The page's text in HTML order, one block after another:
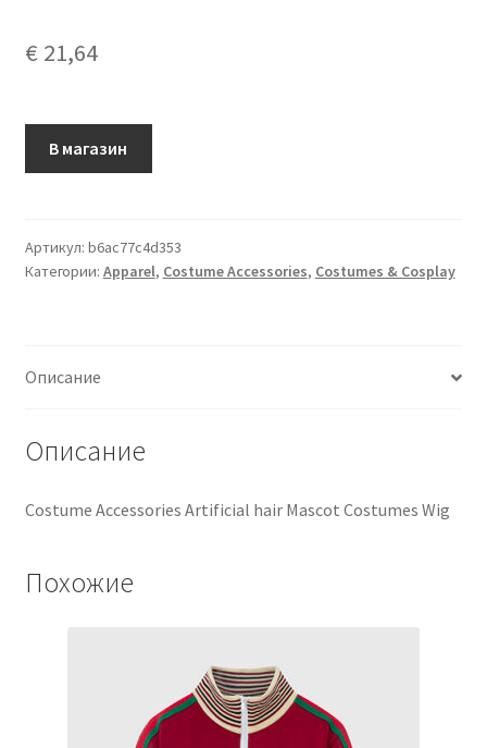
€ 21,64
В магазин
Артикул: b6ac77c4d353
Категории: Apparel, Costume Accessories, Costumes & Cosplay
Описание
Описание
Costume Accessories Artificial hair Mascot Costumes Wig
Похожие